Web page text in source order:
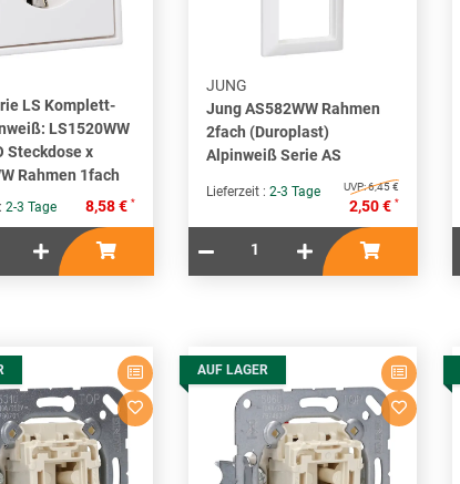
LS Komplett-
LS1520WW
Steckdose x
Rahmen 1fach
2-3 Tage 8,58 € *
JUNG
Jung AS582WW Rahmen
2fach (Duroplast)
Alpinweiß Serie AS
Lieferzeit : 2-3 Tage UVP:6,45 €
2,50 € *
AUF LAGER